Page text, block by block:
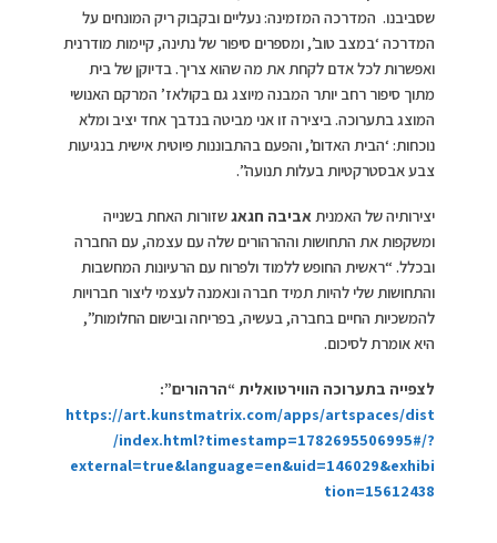
שסביבנו. המדרכה המזמינה: נעליים ובקבוק ריק המונחים על
המדרכה ‘במצב טוב’, ומספרים סיפור של נתינה, קיימות מודרנית
ואפשרות לכל אדם לקחת את מה שהוא צריך. בדיוקן של בית
מתוך סיפור רחב יותר המבנה מיוצג גם בקולאז’ המרקם האנושי
המוצג בתערוכה. ביצירה זו אני מביטה בנדבך אחד יציב ומלא
נוכחות: ‘הבית האדום’, והפעם בהתבוננות פיוטית אישית בנגיעות
צבע אבסטרקטיות בעלות תנועה”.
יצירותיה של האמניתאביבה חגאגשזורות האחת בשנייה
ומשקפות את התחושות וההרהורים שלה עם עצמה, עם החברה
ובכלל. “ראשית החופש ללמוד ולפרוח עם הרעיונות המחשבות
והתחושות שלי להיות תמיד חברה ונאמנה לעצמי ליצור חברויות
להמשכיות החיים בחברה, בעשיה, בפריחה ובישום החלומות”,
היא אומרת לסיכום.
לצפייה בתערוכה הווירטואלית “הרהורים”:
https://art.kunstmatrix.com/apps/artspaces/dist
/index.html?timestamp=1782695506995#/?
external=true&language=en&uid=146029&exhibi
tion=15612438